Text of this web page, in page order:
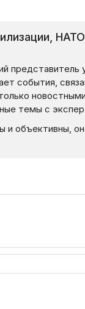
представитель
события,
темы с
и объективны,